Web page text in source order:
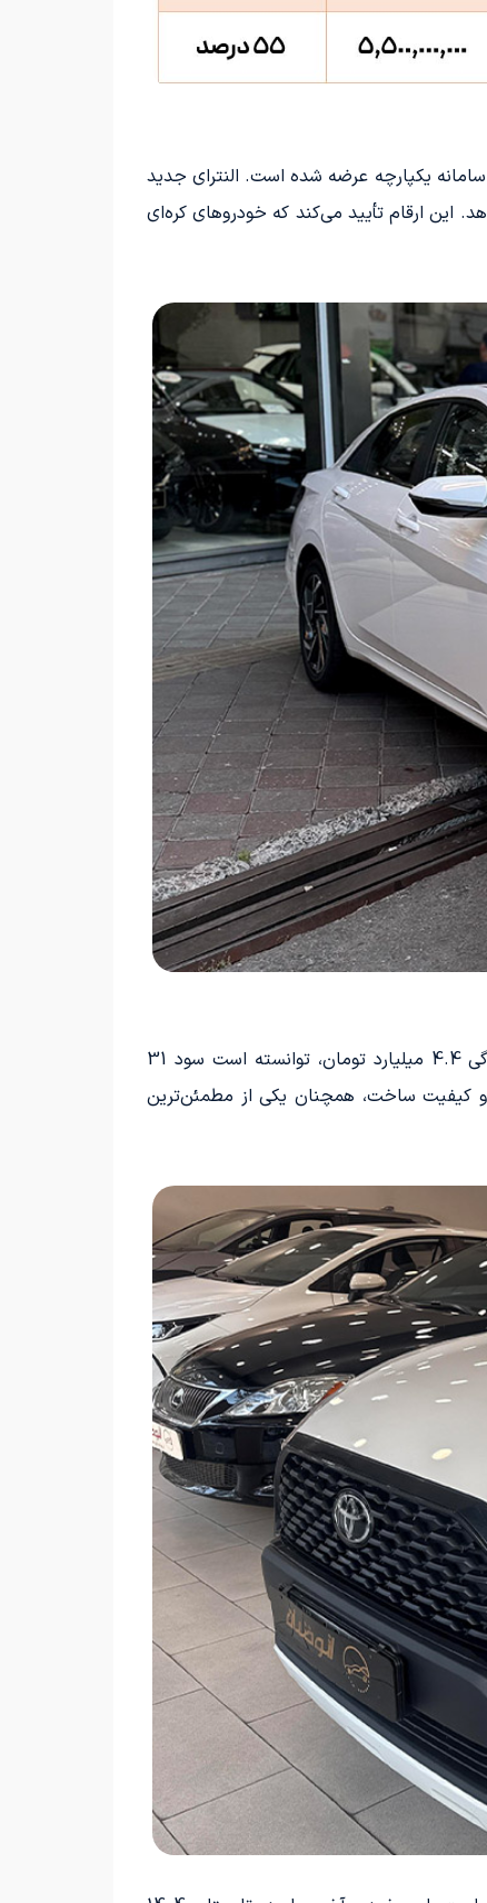
که توسط شرکت کرمان موتور و برای نخستین‌بار با مدل 2025 در سامانه یکپارچه عرضه شده است. النترای جدید
میلیارد تومان در نمایندگی، سود تقریبی 45 درصدی را نشان می‌دهد. این ارقام تأیید می‌کند که خودروهای کره‌ای
2024 شرکت هماتلکام، با قیمت تقریبی بازار 5.9 میلیارد تومان و قیمت نمایندگی 4.4 میلیارد تومان، توانسته است سود 31
و کیفیت ساخت، همچنان یکی از مطمئن‌ترین